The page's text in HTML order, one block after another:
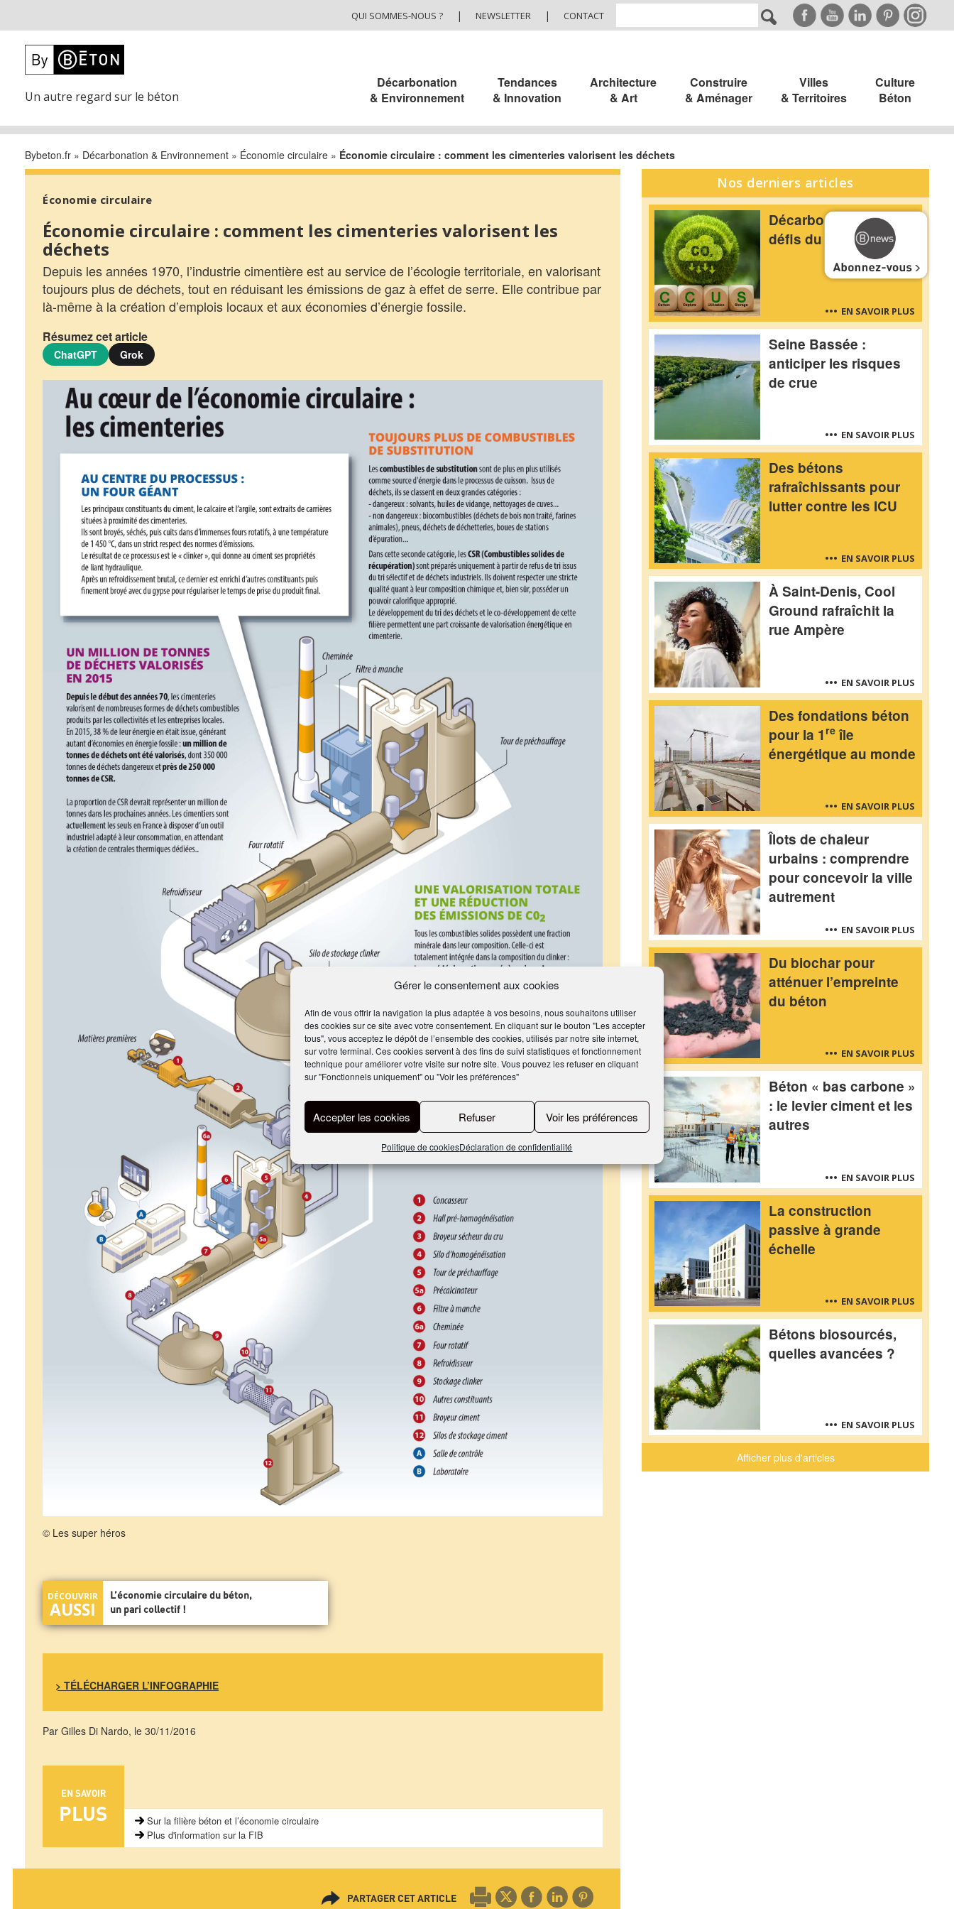
Gérer le consentement aux cookies
Afin de vous offrir la navigation la plus adaptée à vos besoins, nous souhaitons utiliser
des cookies sur ce site avec votre consentement. En cliquant sur le bouton "Les accepter
tous", vous acceptez le dépôt de l’ensemble des cookies, utilisés par notre site internet,
sur votre terminal. Ces cookies servent à des fins de suivi statistiques et fonctionnement
technique pour améliorer votre visite sur notre site. Vous pouvez les refuser en cliquant
sur "Fonctionnels uniquement" ou "Voir les préférences"
Accepter les cookies Refuser Voir les préférences
Politique de cookiesDéclaration de confidentialité
QUI SOMMES-NOUS ? | NEWSLETTER | CONTACT
Un autre regard sur le béton
Décarbonation
& Environnement
Tendances
& Innovation
Architecture
& Art
Construire
& Aménager
Villes
& Territoires
Culture
Béton
Bybeton.fr » Décarbonation & Environnement » Économie circulaire » Économie circulaire : comment les cimenteries valorisent les déchets
Économie circulaire
Économie circulaire : comment les cimenteries valorisent les
déchets
Depuis les années 1970, l’industrie cimentière est au service de l’écologie territoriale, en valorisant
toujours plus de déchets, tout en réduisant les émissions de gaz à effet de serre. Elle contribue par
là-même à la création d’emplois locaux et aux économies d’énergie fossile.
Résumez cet article
ChatGPT Grok
© Les super héros
L’économie circulaire du béton,
un pari collectif !
> TÉLÉCHARGER L’INFOGRAPHIE
Par Gilles Di Nardo, le 30/11/2016
EN SAVOIR
PLUS
Sur la filière béton et l’économie circulaire
Plus d'information sur la FIB
PARTAGER CET ARTICLE
Nos derniers articles
Décarbonation : les
défis du CCUS
EN SAVOIR PLUS
Seine Bassée :
anticiper les risques
de crue
EN SAVOIR PLUS
Des bétons
rafraîchissants pour
lutter contre les ICU
EN SAVOIR PLUS
À Saint-Denis, Cool
Ground rafraîchit la
rue Ampère
EN SAVOIR PLUS
Des fondations béton
pour la 1 reîle
énergétique au monde
EN SAVOIR PLUS
Îlots de chaleur
urbains : comprendre
pour concevoir la ville
autrement
EN SAVOIR PLUS
Du biochar pour
atténuer l’empreinte
du béton
EN SAVOIR PLUS
Béton « bas carbone »
: le levier ciment et les
autres
EN SAVOIR PLUS
La construction
passive à grande
échelle
EN SAVOIR PLUS
Bétons biosourcés,
quelles avancées ?
EN SAVOIR PLUS
Afficher plus d'articles